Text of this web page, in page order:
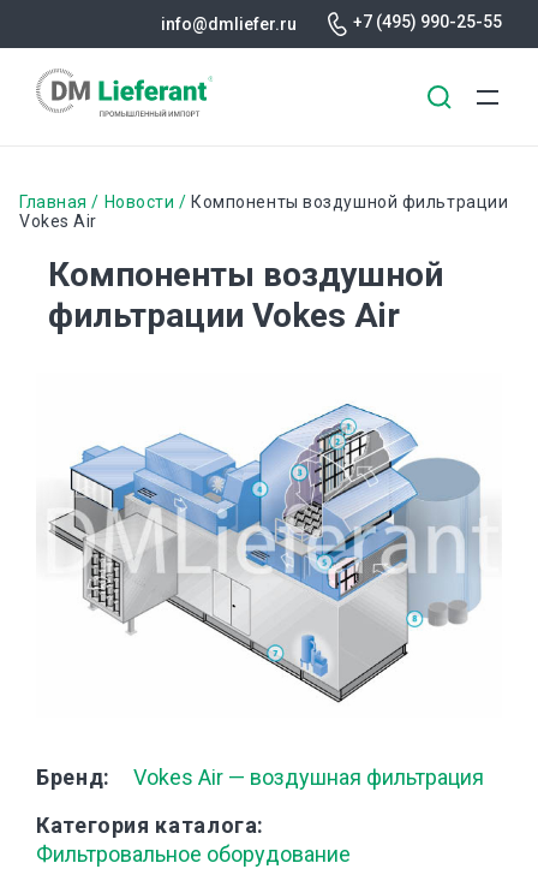
основному
info@dmliefer.ru +7 (495) 990-25-55
Строка
навигации
Главная Новости
Компоненты воздушной фильтрации
Vokes Air
Компоненты воздушной
фильтрации Vokes Air
Бренд
Vokes Air — воздушная фильтрация
Категория каталога
Фильтровальное оборудование